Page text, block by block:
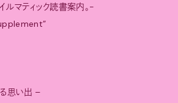
マティック読書案内。-
思い出 –